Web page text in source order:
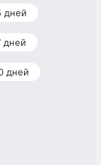
дней
дней
дней